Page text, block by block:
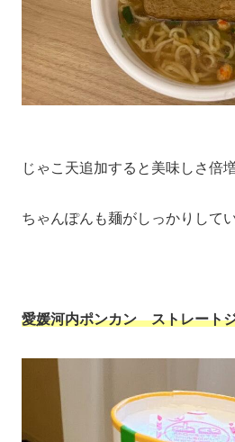
じゃこ天追加すると美味しさ倍
ちゃんぽんも麺がしっかりして
愛媛河内ポンカンストレート